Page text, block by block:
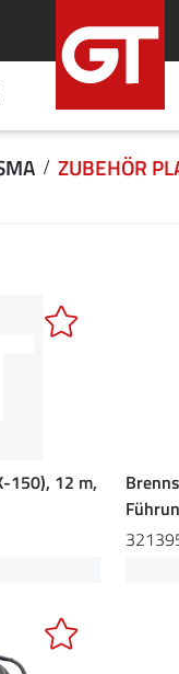
ZUBEHÖR
150), 12 m,